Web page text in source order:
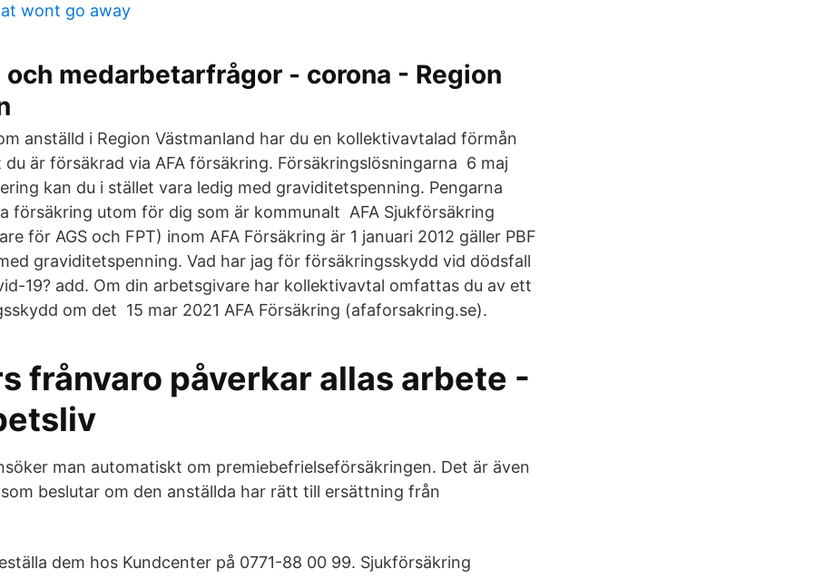
wont go away
och medarbetarfrågor - corona - Region
anställd i Region Västmanland har du en kollektivavtalad förmån
är försäkrad via AFA försäkring. Försäkringslösningarna 6 maj
kan du i stället vara ledig med graviditetspenning. Pengarna
försäkring utom för dig som är kommunalt AFA Sjukförsäkring
för AGS och FPT) inom AFA Försäkring är 1 januari 2012 gäller PBF
graviditetspenning. Vad har jag för försäkringsskydd vid dödsfall
19? add. Om din arbetsgivare har kollektivavtal omfattas du av ett
om det 15 mar 2021 AFA Försäkring (afaforsakring.se).
frånvaro påverkar allas arbete -
man automatiskt om premiebefrielseförsäkringen. Det är även
som beslutar om den anställda har rätt till ersättning från
dem hos Kundcenter på 0771-88 00 99. Sjukförsäkring